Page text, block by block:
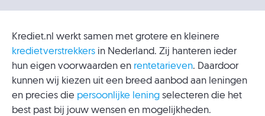
Krediet.nl werkt samen met grotere en kleinere
kredietverstrekkers in Nederland. Zij hanteren ieder
hun eigen voorwaarden en rentetarieven. Daardoor
kunnen wij kiezen uit een breed aanbod aan leningen
en precies die persoonlijke lening selecteren die het
best past bij jouw wensen en mogelijkheden.